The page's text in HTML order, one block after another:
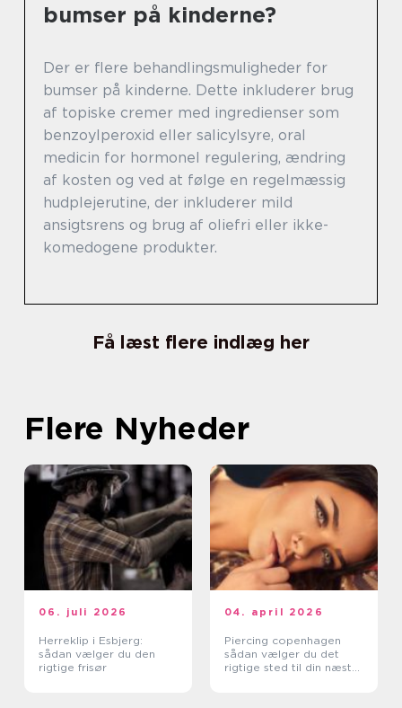
bumser på kinderne?
Der er flere behandlingsmuligheder for
bumser på kinderne. Dette inkluderer brug
af topiske cremer med ingredienser som
benzoylperoxid eller salicylsyre, oral
medicin for hormonel regulering, ændring
af kosten og ved at følge en regelmæssig
hudplejerutine, der inkluderer mild
ansigtsrens og brug af oliefri eller ikke-
komedogene produkter.
Få læst flere indlæg her
Flere Nyheder
06. juli 2026
Herreklip i Esbjerg:
sådan vælger du den
rigtige frisør
04. april 2026
Piercing copenhagen
sådan vælger du det
rigtige sted til din næste